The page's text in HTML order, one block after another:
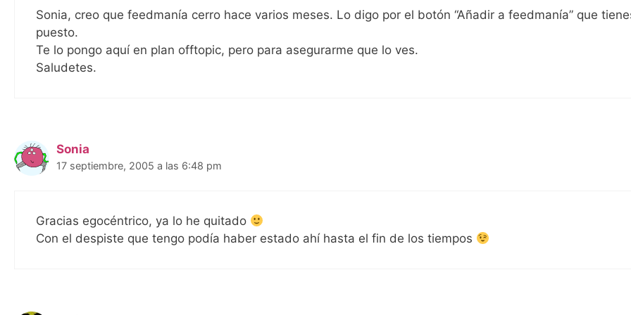
Sonia, creo que feedmanía cerro hace varios meses. Lo digo por el botón “Añadir a feedmanía” que
puesto.
Te lo pongo aquí en plan offtopic, pero para asegurarme que lo ves.
Saludetes.
Sonia
17 septiembre, 2005 a las 6:48 pm
Gracias egocéntrico, ya lo he quitado
Con el despiste que tengo podía haber estado ahí hasta el fin de los tiempos